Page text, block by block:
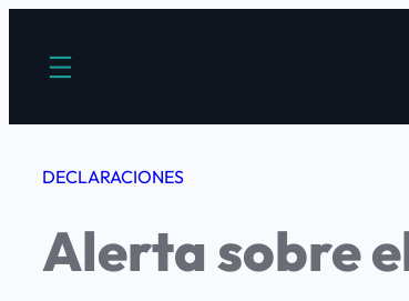
DECLARACIONES
Alerta sobre